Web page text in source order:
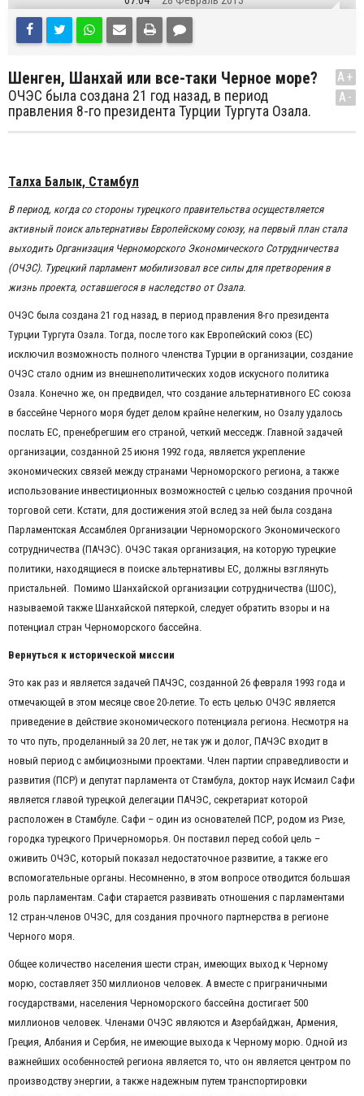
Шенген, Шанхай или все-таки Черное море?
ОЧЭС была создана 21 год назад, в период
правления 8-го президента Турции Тургута Озала.
A+
A-
Талха Балык, Стамбул
В период, когда со стороны турецкого правительства осуществляется
активный поиск альтернативы Европейскому союзу, на первый план стала
выходить Организация Черноморского Экономического Сотрудничества
(ОЧЭС). Турецкий парламент мобилизовал все силы для претворения в
жизнь проекта, оставшегося в наследство от Озала.
ОЧЭС была создана 21 год назад, в период правления 8-го президента
Турции Тургута Озала. Тогда, после того как Европейский союз (ЕС)
исключил возможность полного членства Турции в организации, создание
ОЧЭС стало одним из внешнеполитических ходов искусного политика
Озала. Конечно же, он предвидел, что создание альтернативного ЕС союза
в бассейне Черного моря будет делом крайне нелегким, но Озалу удалось
послать ЕС, пренебрегшим его страной, четкий месседж. Главной задачей
организации, созданной 25 июня 1992 года, является укрепление
экономических связей между странами Черноморского региона, а также
использование инвестиционных возможностей с целью создания прочной
торговой сети. Кстати, для достижения этой вслед за ней была создана
Парламентская Ассамблея Организации Черноморского Экономического
сотрудничества (ПАЧЭС). ОЧЭС такая организация, на которую турецкие
политики, находящиеся в поиске альтернативы ЕС, должны взглянуть
пристальней. Помимо Шанхайской организации сотрудничества (ШОС),
называемой также Шанхайской пятеркой, следует обратить взоры и на
потенциал стран Черноморского бассейна.
Вернуться к исторической миссии
Это как раз и является задачей ПАЧЭС, созданной 26 февраля 1993 года и
отмечающей в этом месяце свое 20-летие. То есть целью ОЧЭС является
приведение в действие экономического потенциала региона. Несмотря на
то что путь, проделанный за 20 лет, не так уж и долог, ПАЧЭС входит в
новый период с амбициозными проектами. Член партии справедливости и
развития (ПСР) и депутат парламента от Стамбула, доктор наук Исмаил Сафи
является главой турецкой делегации ПАЧЭС, секретариат которой
расположен в Стамбуле. Сафи – один из основателей ПСР, родом из Ризе,
городка турецкого Причерноморья. Он поставил перед собой цель –
оживить ОЧЭС, который показал недостаточное развитие, а также его
вспомогательные органы. Несомненно, в этом вопросе отводится большая
роль парламентам. Сафи старается развивать отношения с парламентами
12 стран-членов ОЧЭС, для создания прочного партнерства в регионе
Черного моря.
Общее количество населения шести стран, имеющих выход к Черному
морю, составляет 350 миллионов человек. А вместе с приграничными
государствами, населения Черноморского бассейна достигает 500
миллионов человек. Членами ОЧЭС являются и Азербайджан, Армения,
Греция, Албания и Сербия, не имеющие выхода к Черному морю. Одной из
важнейших особенностей региона является то, что он является центром по
производству энергии, а также надежным путем транспортировки